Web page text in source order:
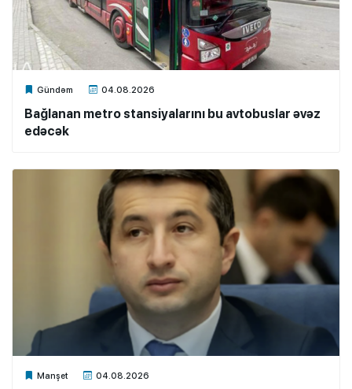
Gündəm 04.08.2026
Xalq.Online
Bağlanan metro stansiyalarını bu avtobuslar əvəz
edəcək
Manşet 04.08.2026
Xalq.Online